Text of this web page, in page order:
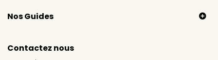
Nos Guides
Contactez nous